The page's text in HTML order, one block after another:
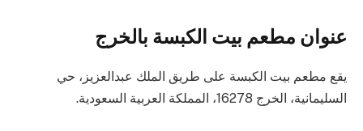
عنوان مطعم بيت الكبسة بالخرج
يقع مطعم بيت الكبسة على طريق الملك عبدالعزيز، حي
السليمانية، الخرج 16278، المملكة العربية السعودية.